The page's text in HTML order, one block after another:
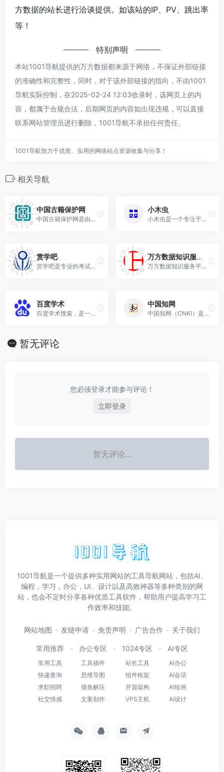
方数据的站长进行洽谈提供。如该站的IP、PV、跳出率
等！
特别声明
本站1001导航提供的万方数据都来源于网络，不保证外部链接
的准确性和完整性，同时，对于该外部链接的指向，不由1001
导航实际控制，在2025-02-24 12:03收录时，该网页上的内
容，都属于合规合法，后期网页的内容如出现违规，可以直接
联系网站管理员进行删除，1001导航不承担任何责任。
1001导航致力于优质、实用的网络站点资源收集与分享！
相关导航
‌中国古籍保护网‌
‌中国古籍保护网‌是由国家图书馆国家古籍保护中心建设的综合性数字化平台，承载着全国古籍普查成果发布、资源整合共享及行业动态传播的核心职能，整合超过10万部古籍影像资源。
小木虫
小木虫是一个专注于学术科研交流的平台，旨在为科研工作者、硕博研究生和企业科研人员提供一个互动和学习的社区。
赏学吧
赏学吧是专业的考试答案库，可以高效的解决您的做题没答案难题
万方数据知识服务平台
万方数据知识服务平台-中外学术论文、中外标准、中外专利、科技成果、政策法规等科技文献的在线服务平台。
百度学术
百度学术搜索，是一个提供海量中英文文献检索的学术资源搜索平台，涵盖了各类学术期刊、学位、会议论文，旨在为国内外学者提供最好的科研体验。
中国知网
‌中国知网（CNKI）‌是由清华大学和清华同方发起，始建于1999年6月的学术平台，面向海内外读者提供中国学术文献、外文文献、学位论文、报纸、会议、年鉴、工具书等各类资源统一检索、统一导航、在线阅读和下载服务。
暂无评论
您必须登录才能参与评论！
立即登录
暂无评论...
1001导航是一个提供多种实用网站的工具导航网站，包括AI、
编程，学习，办公，UI、设计以及高效神器等多种类别的网
站，也会不定时分享各种优质工具软件，帮助用户提高学习工
作效率和技能。
网站地图 友链申请 免责声明 广告合作 关于我们
常用推荐
常用工具
快递查询
求职招聘
社交情感
办公专区
工具插件
思维导图
摸鱼解压
文案创作
1024专区
站长工具
组件框架
开源架构
VPS主机
AI专区
AI办公
AI会话
AI绘画
AI设计